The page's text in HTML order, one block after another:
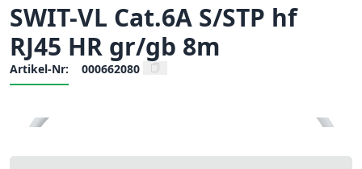
SWIT-VL Cat.6A S/STP hf
RJ45 HR gr/gb 8m
Artikel-Nr: 000662080